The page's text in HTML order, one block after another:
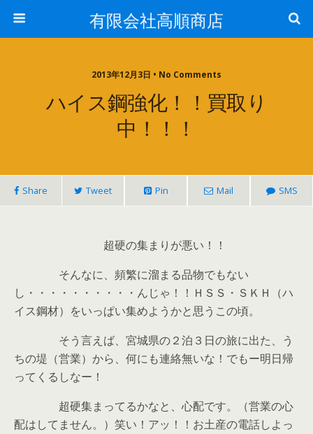
有限会社高順商店
2013年12月3日 • No Comments
ハイス鋼強化！！買取り
中！！！
Share Tweet Pin Mail SMS
超硬の集まりが悪い！！
そんなに、頻繁に溜まる品物でもない
し・・・・・・・・・・んじゃ！！ＨＳＳ・ＳＫＨ（ハ
イス鋼材）をいっぱい集めようかと思うこの頃。
そう言えば、宮城県の２泊３日の旅に出た、う
ちの堤（営業）から、何にも連絡無いな！でもー明日帰
ってくるしなー！
超硬集まってるかなと、心配です。（営業の心
配はしてません。）笑い！アッ！！お土産の電話しよっ